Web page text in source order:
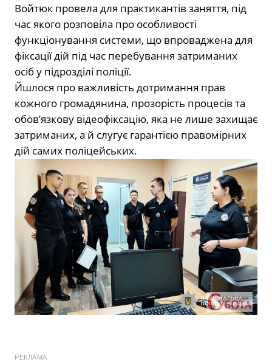
Войтюк провела для практикантів заняття, під
час якого розповіла про особливості
функціонування системи, що впроваджена для
фіксації дій під час перебування затриманих
осіб у підрозділі поліції.
Йшлося про важливість дотримання прав
кожного громадянина, прозорість процесів та
обов’язкову відеофіксацію, яка не лише захищає
затриманих, а й слугує гарантією правомірних
дій самих поліцейських.
РЕКЛАМА